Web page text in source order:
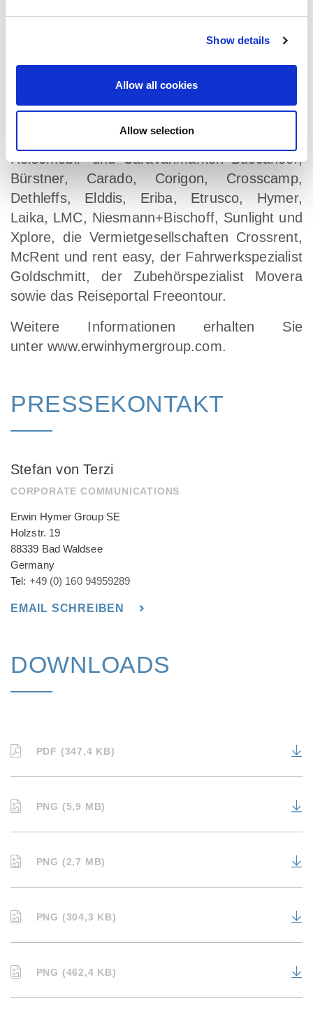
Show details
Allow all cookies
Allow selection
Industries, dem weltweit führenden Hersteller
von Freizeitfahrzeugen mit 20.900
vereint Hersteller von Reisemobilen und
Caravans, Zubehörspezialisten sowie Miet-
Zur Erwin Hymer Group gehören die
Reisemobil- und Caravanmarken Buccaneer,
Bürstner, Carado, Corigon, Crosscamp,
Dethleffs, Elddis, Eriba, Etrusco, Hymer,
Laika, LMC, Niesmann+Bischoff, Sunlight und
Xplore, die Vermietgesellschaften Crossrent,
McRent und rent easy, der Fahrwerkspezialist
Goldschmitt, der Zubehörspezialist Movera
sowie das Reiseportal Freeontour.
Weitere Informationen erhalten Sie
unterwww.erwinhymergroup.com.
PRESSEKONTAKT
Stefan von Terzi
CORPORATE COMMUNICATIONS
Erwin Hymer Group SE
Holzstr. 19
88339 Bad Waldsee
Germany
Tel: +49 (0) 160 94959289
EMAIL SCHREIBEN
DOWNLOADS
PDF (347,4 KB)
PNG (5,9 MB)
PNG (2,7 MB)
PNG (304,3 KB)
PNG (462,4 KB)